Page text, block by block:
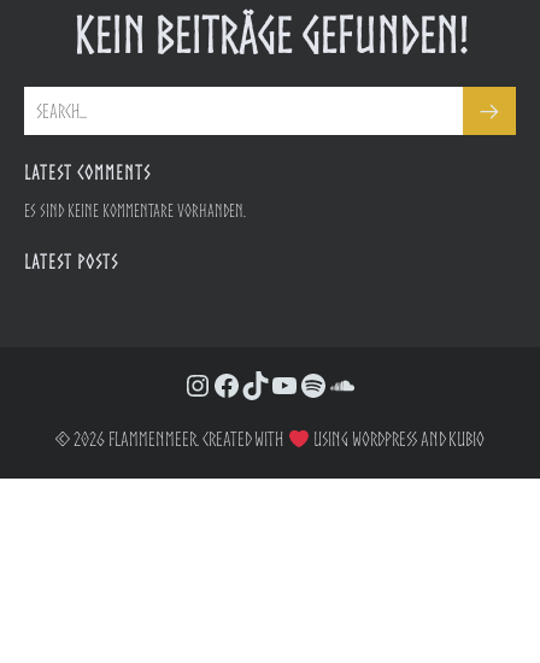
Kein Beiträge gefunden!
LATEST COMMENTS
Es sind keine Kommentare vorhanden.
LATEST POSTS
Instagram
Facebook
TikTokYouTube
Spotify
© 2026 Flammenmeer. Created with using WordPress andKubio